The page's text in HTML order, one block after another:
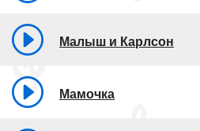
Малыш и Карлсон
Мамочка